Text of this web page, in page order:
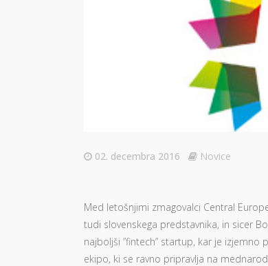
02. decembra 2016 Novice
Med letošnjimi zmagovalci Central
tudi slovenskega predstavnika, in sicer
najboljši ”fintech” startup, kar je izjemno
ekipo, ki se ravno pripravlja na